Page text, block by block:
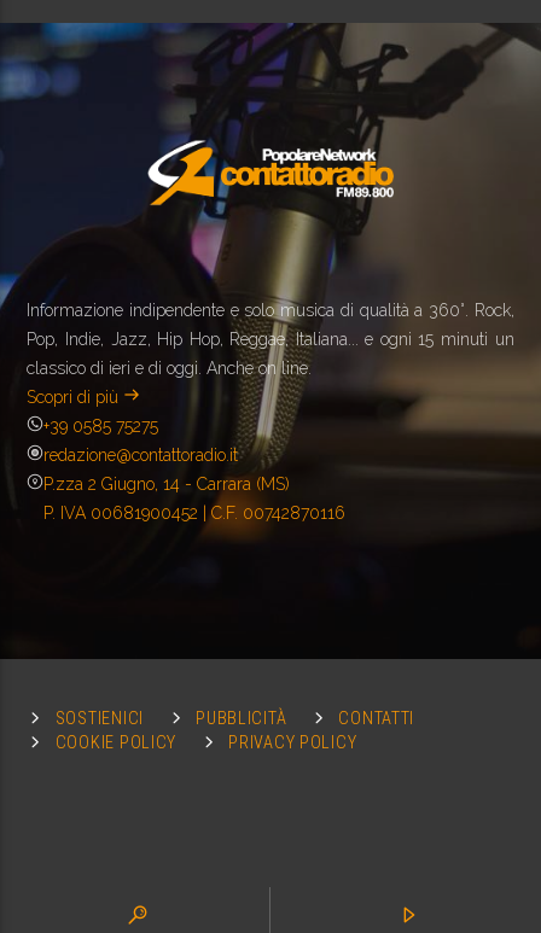
Informazione indipendente e solo musica di qualità a 360°. Rock,
Pop, Indie, Jazz, Hip Hop, Reggae, Italiana... e ogni 15 minuti un
classico di ieri e di oggi. Anche on line.
Scopri di più
+39 0585 75275
redazione@contattoradio.it
P.zza 2 Giugno, 14 - Carrara (MS)
P. IVA 00681900452 | C.F. 00742870116
SOSTIENICI PUBBLICITÀ
CONTATTI
COOKIE POLICY
PRIVACY POLICY